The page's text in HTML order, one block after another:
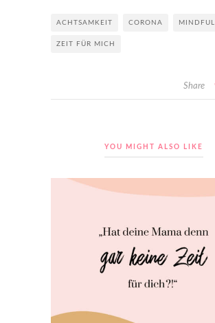
ACHTSAMKEIT CORONA MINDFUL
ZEIT FÜR MICH
Share
YOU MIGHT ALSO LIKE